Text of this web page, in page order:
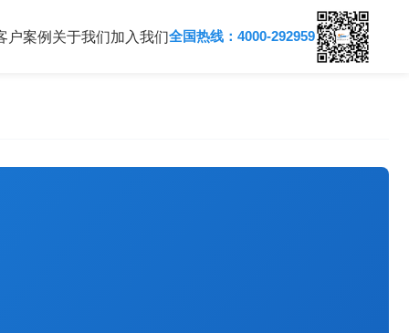
户案例 关于我们加入我们全国热线：4000-292959